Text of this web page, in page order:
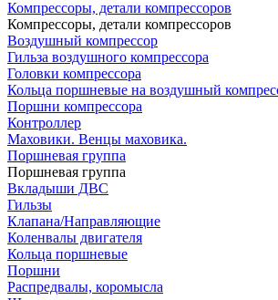
Компрессоры, детали компрессоров
Компрессоры, детали компрессоров
Воздушный компрессор
Гильза воздушного компрессора
Головки компрессора
Кольца поршневые на воздушный
Поршни компрессора
Контроллер
Маховики. Венцы маховика.
Поршневая группа
Поршневая группа
Вкладыши ДВС
Гильзы
Клапана/Направляющие
Коленвалы двигателя
Кольца поршневые
Поршни
Распредвалы, коромысла